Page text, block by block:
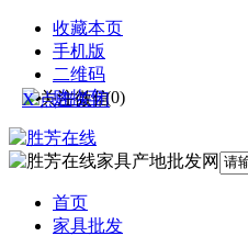
收藏本页
手机版
二维码
购物车(0)
首页
家具批发
X 点击关闭